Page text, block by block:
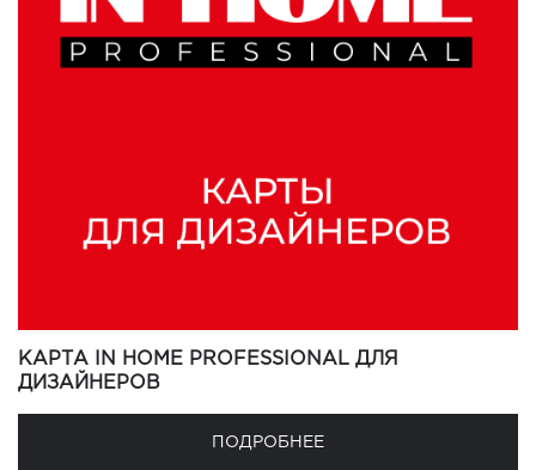
КАРТА IN HOME PROFESSIONAL ДЛЯ
ДИЗАЙНЕРОВ
ПОДРОБНЕЕ